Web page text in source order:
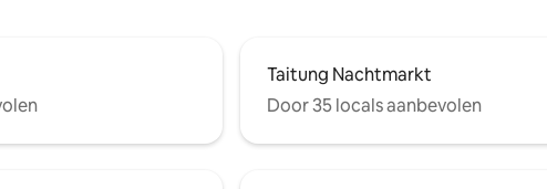
Taitung Nachtmarkt
Door 35 locals aanbevolen